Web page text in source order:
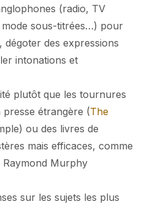
(radio, TV
mode sous-titrées…) pour
dégoter des expressions
intonations et
plutôt que les tournures
presse étrangère (The
ou des livres de
mais efficaces, comme
Raymond Murphy
sur les sujets les plus